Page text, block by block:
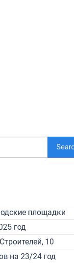
площадки
год
10
на 23/24 год